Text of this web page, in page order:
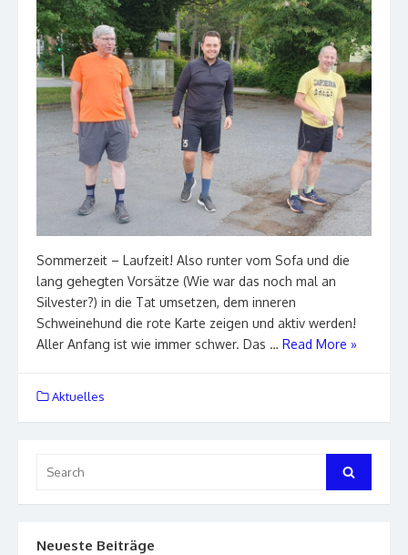
Sommerzeit – Laufzeit! Also runter vom Sofa und die
lang gehegten Vorsätze (Wie war das noch mal an
Silvester?) in die Tat umsetzen, dem inneren
Schweinehund die rote Karte zeigen und aktiv werden!
Aller Anfang ist wie immer schwer. Das … Read More »
Aktuelles
for:
Search
Neueste Beiträge